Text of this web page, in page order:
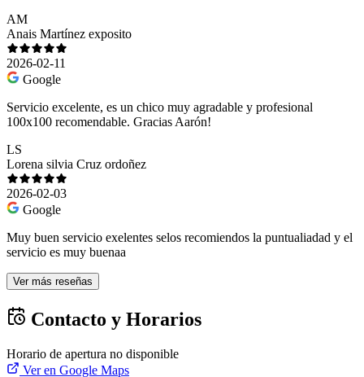
AM
Anais Martínez exposito
2026-02-11
Google
Servicio excelente, es un chico muy agradable y profesional
100x100 recomendable. Gracias Aarón!
LS
Lorena silvia Cruz ordoñez
2026-02-03
Google
Muy buen servicio exelentes selos recomiendos la puntualiadad y el
servicio es muy buenaa
Ver más reseñas
Contacto y Horarios
Horario de apertura no disponible
Ver en Google Maps